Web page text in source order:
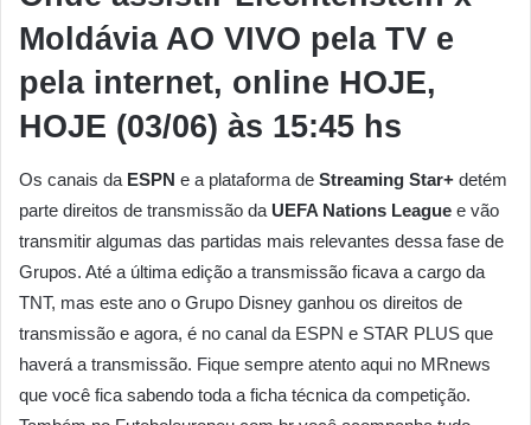
Moldávia AO VIVO pela TV e
pela internet, online HOJE,
HOJE (03/06) às 15:45 hs
Os canais da ESPN e a plataforma de Streaming Star+ detém
parte direitos de transmissão da UEFA Nations League e vão
transmitir algumas das partidas mais relevantes dessa fase de
Grupos. Até a última edição a transmissão ficava a cargo da
TNT, mas este ano o Grupo Disney ganhou os direitos de
transmissão e agora, é no canal da ESPN e STAR PLUS que
haverá a transmissão. Fique sempre atento aqui no MRnews
que você fica sabendo toda a ficha técnica da competição.